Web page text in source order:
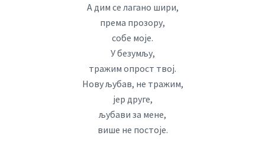
А дим се лагано шири,
према прозору,
собе моје.
У безумљу,
тражим опрост твој.
Нову љубав, не тражим,
јер друге,
љубави за мене,
више не постоје.